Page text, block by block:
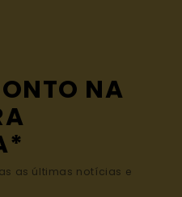
NA
as últimas notícias e